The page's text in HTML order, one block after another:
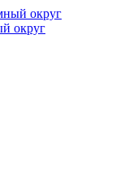
округ
округ